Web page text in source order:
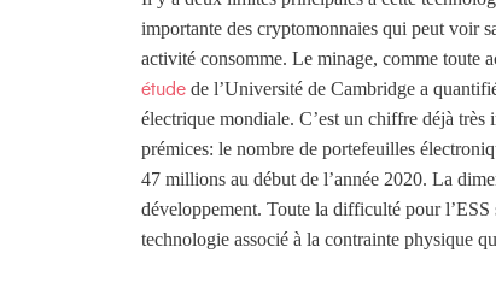
importante des cryptomonnaies qui peut voir
activité consomme. Le minage, comme toute
étude de l’Université de Cambridge a
électrique mondiale. C’est un chiffre déjà très
prémices: le nombre de portefeuilles
47 millions au début de l’année 2020. La
développement. Toute la difficulté pour
technologie associé à la contrainte physique